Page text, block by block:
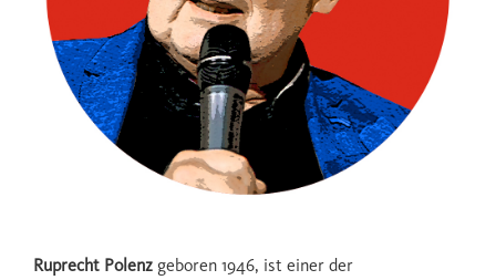
Ruprecht Polenz geboren 1946, ist einer der